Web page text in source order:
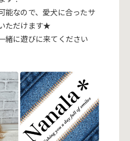
能なので、愛犬に合ったサ
ただけます★
緒に遊びに来てください